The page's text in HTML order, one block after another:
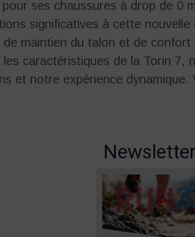
pour ses chaussures à drop de 0
significatives à cette
de maintien du talon et de
les caractéristiques de la Torin 7,
et notre expérience